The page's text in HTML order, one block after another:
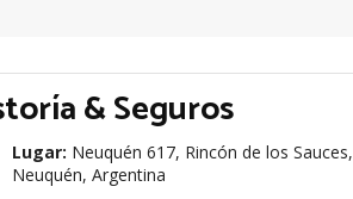
& Seguros
Lugar: Neuquén 617, Rincón de los Sauces,
Neuquén, Argentina